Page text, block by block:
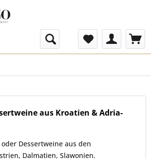
aus Kroatien & Adria-
Dessertweine aus den
Dalmatien, Slawonien.